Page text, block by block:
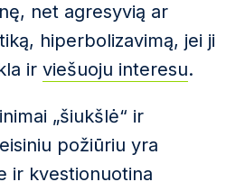
net agresyvią ar
hiperbolizavimą, jei ji
ir viešuoju interesu.
„šiukšlė“ ir
požiūriu yra
ir kvestionuotina